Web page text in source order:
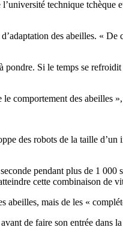
technique
des abeilles. «
Si le temps se
comportement des abeilles
des robots de la taille d’un
pendant plus de 1
cette combinaison de
abeilles, mais de les «
de faire son entrée dans